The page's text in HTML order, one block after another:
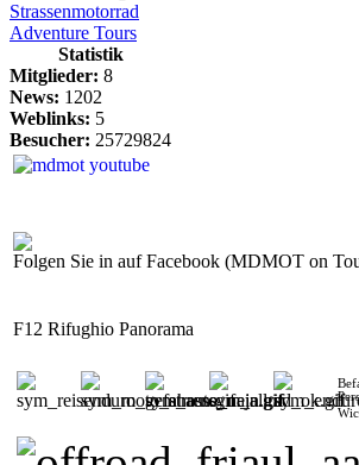
Strassenmotorrad
Adventure Tours
Statistik
Mitglieder: 8
News: 1202
Weblinks: 5
Besucher: 25729824
Folgen Sie in auf Facebook (MDMOT on
F12 Rifughio Panorama